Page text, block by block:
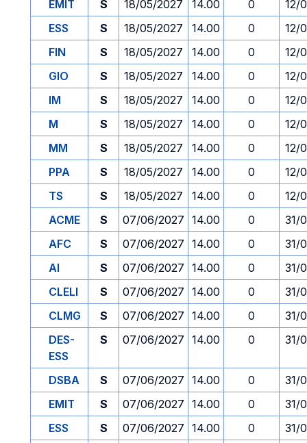
EMIT
S 18/05/2027 14.00 0
12/
ESS
S 18/05/2027 14.00 0
12/
FIN
S 18/05/2027 14.00 0
12/
GIO
S 18/05/2027 14.00 0
12/
IM
S 18/05/2027 14.00 0
12/
M
S 18/05/2027 14.00 0
12/
MM
S 18/05/2027 14.00 0
12/
PPA
S 18/05/2027 14.00 0
12/
TS
S 18/05/2027 14.00 0
12/
ACME
S 07/06/2027 14.00 0
31/
AFC
S 07/06/2027 14.00 0
31/
AI
S 07/06/2027 14.00 0
31/
CLELI
S 07/06/2027 14.00 0
31/
CLMG
S 07/06/2027 14.00 0
31/
DES-
ESS
S 07/06/2027 14.00 0 31/
DSBA S 07/06/2027 14.00 0
31/
EMIT
S 07/06/2027 14.00 0
31/
ESS
S 07/06/2027 14.00 0
31/